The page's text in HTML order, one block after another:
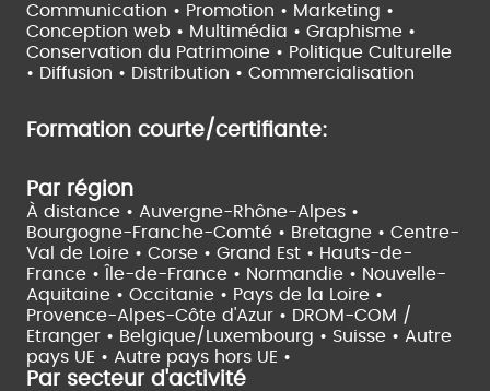
Communication • Promotion • Marketing •
Conception web • Multimédia • Graphisme •
Conservation du Patrimoine • Politique Culturelle
• Diffusion • Distribution • Commercialisation
Formation courte/certifiante:
Par région
À distance • Auvergne-Rhône-Alpes •
Bourgogne-Franche-Comté • Bretagne • Centre-
Val de Loire • Corse • Grand Est • Hauts-de-
France •
Île-de-France • Normandie • Nouvelle-
Aquitaine • Occitanie • Pays de la Loire •
Provence-Alpes-Côte d'Azur • DROM-COM /
Etranger • Belgique/Luxembourg • Suisse • Autre
pays UE • Autre pays hors UE •
Par secteur d'activité